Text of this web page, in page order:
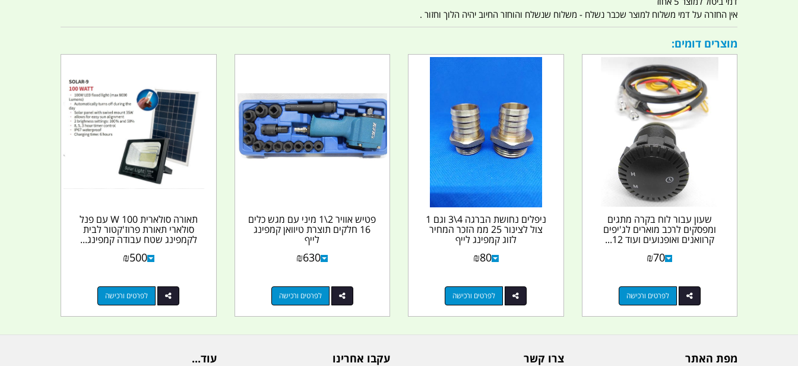
אין החזרה על דמי משלוח למוצר שכבר נשלח - משלוח שנשלח והוחזר החיוב יהיה הלוך וחזור .
מוצרים דומים:
שעון עבור לוח בקרה מתגים
ומפסקים לרכב מוארים לג'יפים
קרוואנים ואופנועים ועוד 12...
₪70
לפרטים ורכישה
ניפלים נחושת הברגה 4\3 וגם 1
צול לצינור 25 ממ הזכר המחיר
לזוג קמפינג לייף
₪80
לפרטים ורכישה
פטיש אוויר 2\1 מיני עם מגש כלים
16 חלקים תוצרת טיוואן קמפינג
לייף
₪630
לפרטים ורכישה
תאורה סולארית 100 W עם פנל
סולארי תאורת פרוז'קטור לבית
לקמפינג שטח עבודה קמפינג...
₪500
לפרטים ורכישה
מפת האתר צרו קשר עקבו אחרינו עוד...